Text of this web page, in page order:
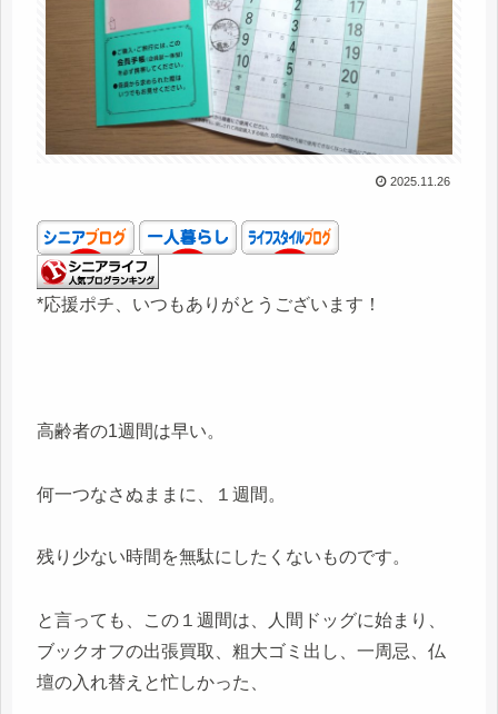
2025.11.26
*応援ポチ、いつもありがとうございます！
高齢者の1週間は早い。
何一つなさぬままに、１週間。
残り少ない時間を無駄にしたくないものです。
と言っても、この１週間は、人間ドッグに始まり、
ブックオフの出張買取、粗大ゴミ出し、一周忌、仏
壇の入れ替えと忙しかった、